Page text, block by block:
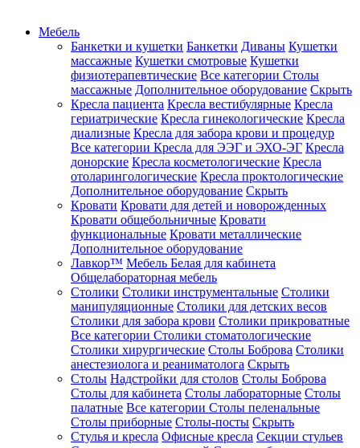
Мебель
Банкетки и кушетки Банкетки Диваны Кушетки
массажные Кушетки смотровые Кушетки
физиотерапевтические Все категории Столы
массажные Дополнительное оборудование Скрыть
Кресла пациента Кресла вестибулярные Кресла
гериатрические Кресла гинекологические Кресла
диализные Кресла для забора крови и процедур
Все категории Кресла для ЭЭГ и ЭХО-ЭГ Кресла
донорские Кресла косметологические Кресла
отоларингологические Кресла проктологические
Дополнительное оборудование Скрыть
Кровати Кровати для детей и новорожденных
Кровати общебольничные Кровати
функциональные Кровати металлические
Дополнительное оборудование
Лавкор™ Мебель Белая для кабинета
Общелабораторная мебель
Столики Столики инструментальные Столики
манипуляционные Столики для детских весов
Столики для забора крови Столики прикроватные
Все категории Столики стоматологические
Столики хирургические Столы Боброва Столики
анестезиолога и реаниматолога Скрыть
Столы Надстройки для столов Столы Боброва
Столы для кабинета Столы лабораторные Столы
палатные Все категории Столы пеленальные
Столы приборные Столы-посты Скрыть
Стулья и кресла Офисные кресла Секции стульев